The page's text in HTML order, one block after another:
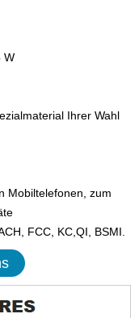
W
Ihrer Wahl
Mobiltelefonen, zum
FCC, KC,QI, BSMI.